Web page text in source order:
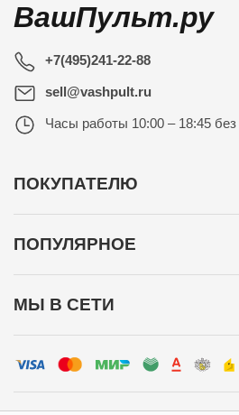
ВашПульт.ру
+7(495)241-22-88
sell@vashpult.ru
Часы работы 10:00 – 18:45
ПОКУПАТЕЛЮ
ПОПУЛЯРНОЕ
МЫ В СЕТИ